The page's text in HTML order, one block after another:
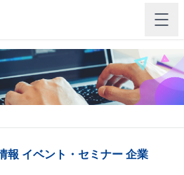
報 イベント・セミナー企業